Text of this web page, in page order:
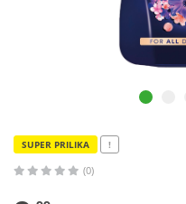
SUPER PRILIKA !
(0)